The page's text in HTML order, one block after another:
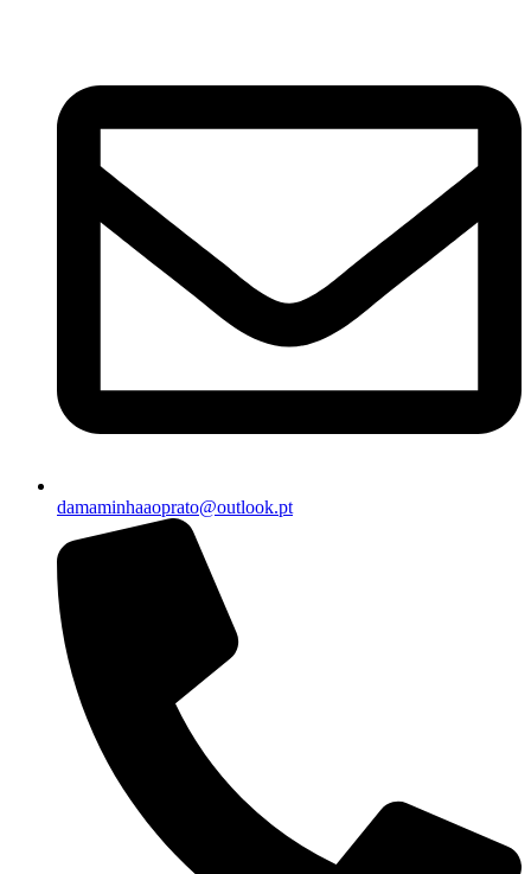
damaminhaaoprato@outlook.pt